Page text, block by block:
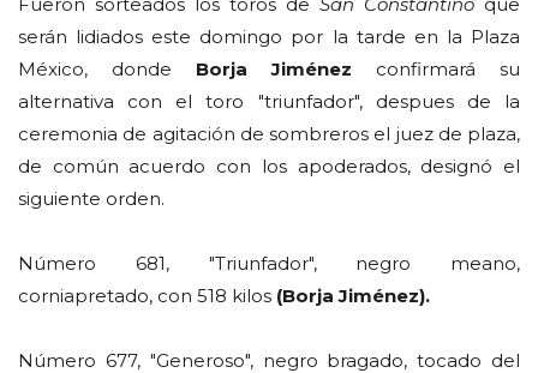
serán lidiados este domingo por la tarde en la Plaza
México, donde Borja Jiménez confirmará su
alternativa con el toro "triunfador", despues de la
ceremonia de agitación de sombreros el juez de plaza,
de común acuerdo con los apoderados, designó el
siguiente orden.
Número 681, "Triunfador", negro meano,
corniapretado, con 518 kilos (Borja Jiménez).
Número 677, "Generoso", negro bragado, tocado del